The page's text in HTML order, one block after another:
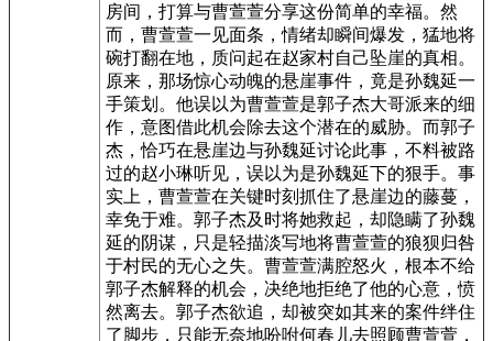
房间，打算与曹萱萱分享这份简单的幸福。然
而，曹萱萱一见面条，情绪却瞬间爆发，猛地将
碗打翻在地，质问起在赵家村自己坠崖的真相。
原来，那场惊心动魄的悬崖事件，竟是孙魏延一
手策划。他误以为曹萱萱是郭子杰大哥派来的细
作，意图借此机会除去这个潜在的威胁。而郭子
杰，恰巧在悬崖边与孙魏延讨论此事，不料被路
过的赵小琳听见，误以为是孙魏延下的狠手。事
实上，曹萱萱在关键时刻抓住了悬崖边的藤蔓，
幸免于难。郭子杰及时将她救起，却隐瞒了孙魏
延的阴谋，只是轻描淡写地将曹萱萱的狼狈归咎
于村民的无心之失。曹萱萱满腔怒火，根本不给
郭子杰解释的机会，决绝地拒绝了他的心意，愤
然离去。郭子杰欲追，却被突如其来的案件绊住
了脚步，只能无奈地吩咐何春儿去照顾曹萱萱，